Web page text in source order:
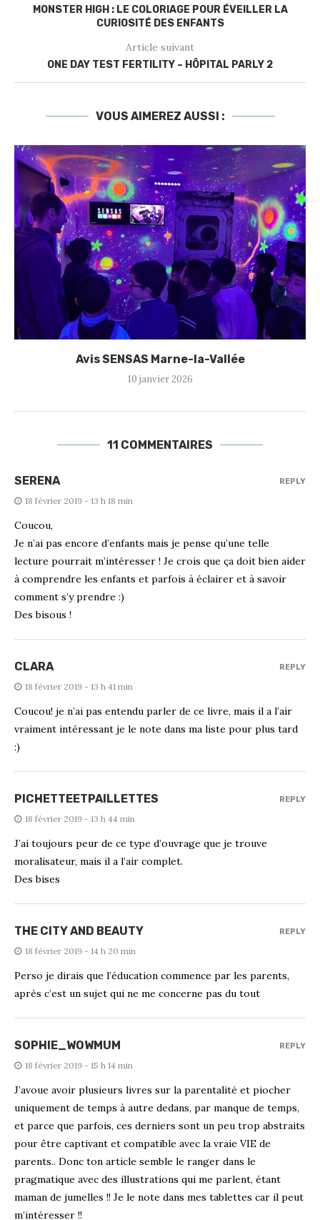
MONSTER HIGH : LE COLORIAGE POUR ÉVEILLER LA
CURIOSITÉ DES ENFANTS
Article suivant
ONE DAY TEST FERTILITY – HÔPITAL PARLY 2
VOUS AIMEREZ AUSSI :
Avis SENSAS Marne-la-Vallée
10 janvier 2026
11 COMMENTAIRES
SERENA
18 février 2019 - 13 h 18 min
Coucou,
Je n’ai pas encore d’enfants mais je pense qu’une telle
lecture pourrait m’intéresser ! Je crois que ça doit bien aider
à comprendre les enfants et parfois à éclairer et à savoir
comment s’y prendre :)
Des bisous !
REPLY
CLARA
18 février 2019 - 13 h 41 min
Coucou! je n’ai pas entendu parler de ce livre, mais il a l’air
vraiment intéressant je le note dans ma liste pour plus tard
:)
REPLY
PICHETTEETPAILLETTES
18 février 2019 - 13 h 44 min
J’ai toujours peur de ce type d’ouvrage que je trouve
moralisateur, mais il a l’air complet.
Des bises
REPLY
THE CITY AND BEAUTY
18 février 2019 - 14 h 20 min
Perso je dirais que l’éducation commence par les parents,
après c’est un sujet qui ne me concerne pas du tout
REPLY
SOPHIE_WOWMUM
18 février 2019 - 15 h 14 min
J’avoue avoir plusieurs livres sur la parentalité et piocher
uniquement de temps à autre dedans, par manque de temps,
et parce que parfois, ces derniers sont un peu trop abstraits
pour être captivant et compatible avec la vraie VIE de
parents.. Donc ton article semble le ranger dans le
pragmatique avec des illustrations qui me parlent, étant
maman de jumelles !! Je le note dans mes tablettes car il peut
m’intéresser !!
REPLY